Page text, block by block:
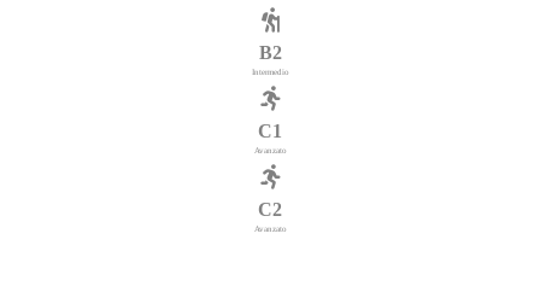
B2
Intermedio
C1
Avanzato
C2
Avanzato